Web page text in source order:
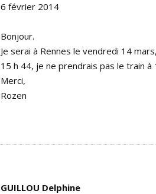
6 février 2014
Bonjour.
Je serai à Rennes le vendredi 14
15 h 44, je ne prendrais pas le train à
Merci,
Rozen
GUILLOU Delphine